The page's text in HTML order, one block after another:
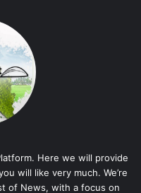
Here we will provide
will like very much. We’re
of News, with a focus on